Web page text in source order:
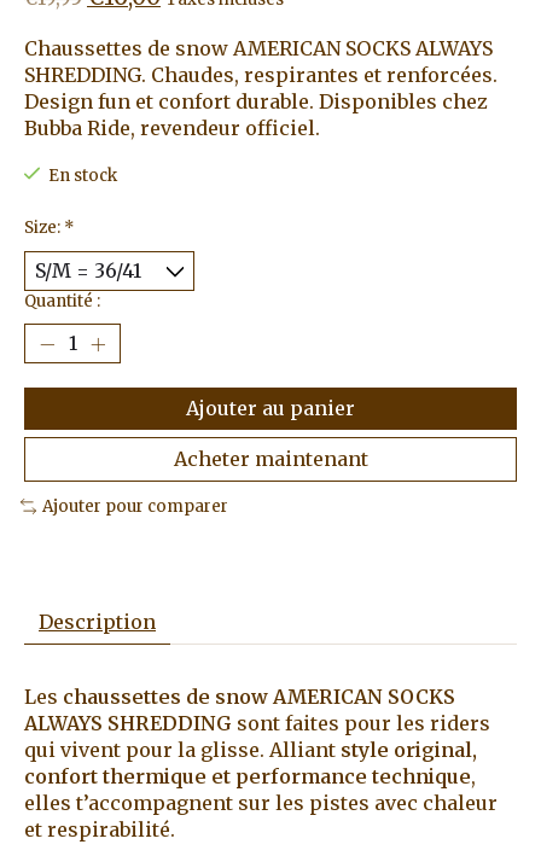
Chaussettes de snow AMERICAN SOCKS ALWAYS
SHREDDING. Chaudes, respirantes et renforcées.
Design fun et confort durable. Disponibles chez
Bubba Ride, revendeur officiel.
En stock
Size: *
Quantité :
Ajouter au panier
Acheter maintenant
Ajouter pour comparer
Description
Les chaussettes de snow AMERICAN SOCKS
ALWAYS SHREDDING sont faites pour les riders
qui vivent pour la glisse. Alliant style original,
confort thermique et performance technique,
elles t’accompagnent sur les pistes avec chaleur
et respirabilité.